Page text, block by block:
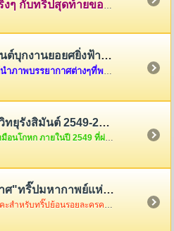
แล้วก็มาถึงจริงๆ กับทริ๊ปสุดท้ายของรายการ "รวมใจไทยเป็นหนึ่ง" ที่เต็มไปด้วยความสนุกสนานและความตรึงใจ คลุกเคล้าด้วยกับเสียงหัวเราะและร้องไห้ นำภาพมาฝากกันพอเลาๆ ในบ้านรังสิมันต์แห่งนี้ครับ แต่ถ้าอยากดูต่อ ก็คลิ๊กดูใต้ภาพในบทความได้เลยครับ
นยอยศยิ่งฟ้า อยุธยามรดกโลก
รังสิมันต์ 2549-2550
หนึ่งปีผ่านไปไวเหมือนโกหก ภายในปี 2549 ที่ผ่านมากระแสละครวิทยุของพวกเราชาวรังสิมันต์จะเป็นอย่างไรกันบ้างนะ สงสัยแล้วใช่มั้ยล่ะคะ ถ้างั้นต้องรีบคริ๊กเข้าไปดูแล้วล่ะค่ะ ไม่งั้น out นะขอบอก...
ริ๊ปมหากาพย์แห่งอโยธยา"
ผ่านพ้นไปแล้วนะคะสำหรับทริ๊ปย้อนรอยละครครั้งที่ 2 เมื่อวันอาทิตย์ที่ 3 ธันวา ซึ่งในวันนั้นอากาศค่อนข้างเป็นใจไม่ค่อยร้อนมากอย่างที่คิดแต่ความสนุกจะร้อนแรงขนาดไหนต้องคริ๊กเข้าไปดูภาพกันเองค่ะ